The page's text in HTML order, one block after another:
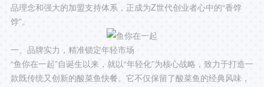
品理念和强大的加盟支持体系，正成为Z世代创业者心中的“香饽
饽”。
一、品牌实力，精准锁定年轻市场
“鱼你在一起”自诞生以来，就以“年轻化”为核心战略，致力于打造一
款既传统又创新的酸菜鱼快餐。它不仅保留了酸菜鱼的经典风味，